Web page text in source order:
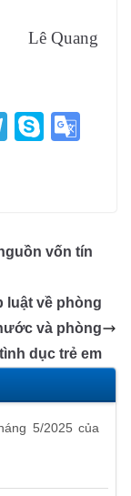
Lê Quang
T
a
S
e
a
n
sl
at
e
vốn tín
luật về phòng
và phòng
dục trẻ em
5/2025 của
định kỳ đợt 01